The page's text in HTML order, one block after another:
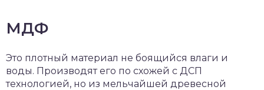
МДФ
Это плотный материал не боящийся влаги и
воды. Производят его по схожей с ДСП
технологией, но из мельчайшей древесной